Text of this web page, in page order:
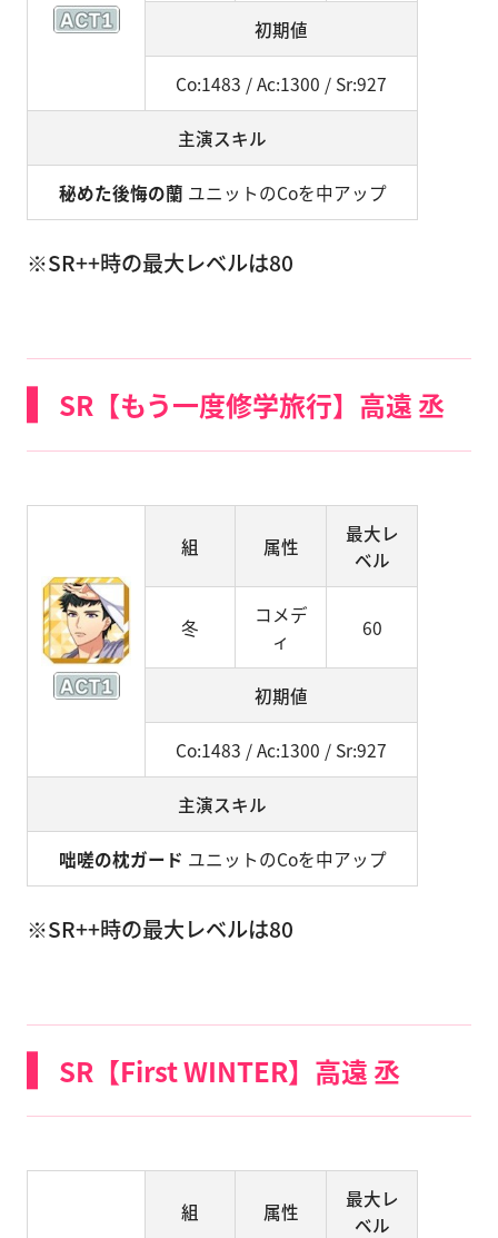
初期値
Co:1483 / Ac:1300 / Sr:927
主演スキル
秘めた後悔の蘭 ユニットのCoを中アップ
※SR++時の最大レベルは80
SR【もう一度修学旅行】高遠 丞
組 属性
最大レ
ベル
冬
コメデ
ィ
60
初期値
Co:1483 / Ac:1300 / Sr:927
主演スキル
咄嗟の枕ガード ユニットのCoを中アップ
※SR++時の最大レベルは80
SR【First WINTER】高遠 丞
組 属性
最大レ
ベル